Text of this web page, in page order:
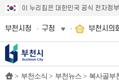
이 누리집은 대한민국 공식 전자정
부천시청 구청 부천시의
> 부천소식 > 부천뉴스 > 복사골부